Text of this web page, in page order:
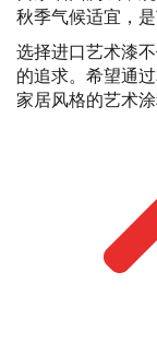
秋季气候适宜，
选择进口艺术漆
的追求。希望通
家居风格的艺术